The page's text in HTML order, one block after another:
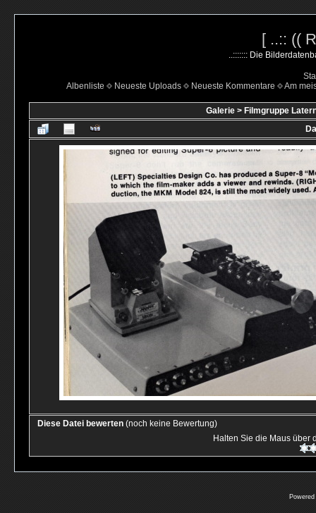
[ ..:: ((
..::::::: Die
Albenliste
Neueste Uploads Neueste Kommentare Am
Galerie > Filmgruppe
Diese Datei bewerten (noch keine Bewertung)
Halten Sie die Maus über